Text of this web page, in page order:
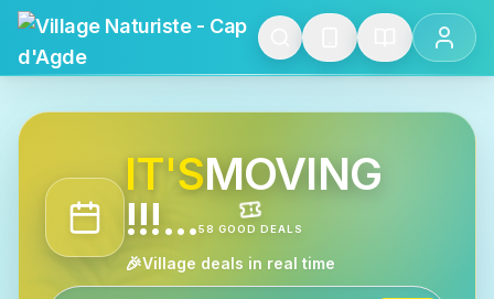
Village Naturiste - Cap
IT'SMOVING
!!!...58 GOOD DEALS
🎉Village deals in real time